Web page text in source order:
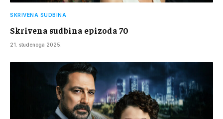
SKRIVENA SUDBINA
Skrivena sudbina epizoda 70
21. studenoga 2025.